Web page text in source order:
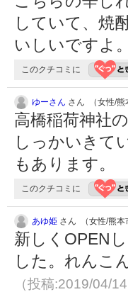
していて、焼
いしいですよ。
このクチコミに
ゆーさん さん （女性/熊
高橋稲荷神社
しっかいきて
もあります。
このクチコミに
あゆ姫 さん （女性/熊本
新しくOPEN
した。れんこ
（投稿:2019/04/